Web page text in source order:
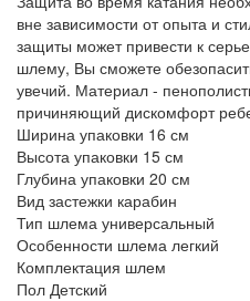
вне зависимости от опыта и
защиты может привести к
шлему, Вы сможете
увечий. Материал -
причиняющий дискомфорт
Ширина упаковки 16 см
Высота упаковки 15 см
Глубина упаковки 20 см
Вид застежки карабин
Тип шлема универсальный
Особенности шлема легкий
Комплектация шлем
Пол Детский